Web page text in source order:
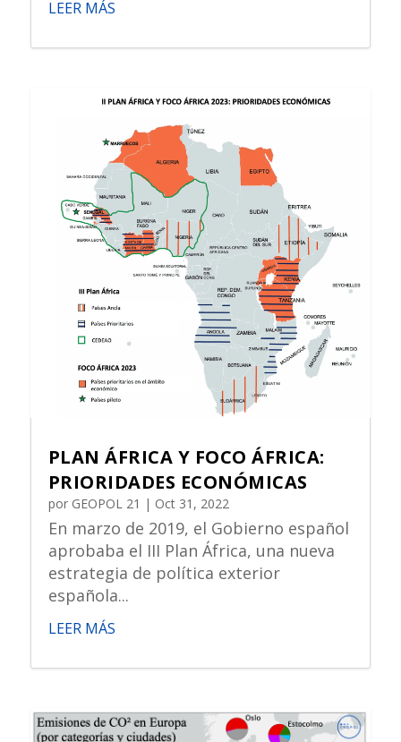
LEER MÁS
PLAN ÁFRICA Y FOCO ÁFRICA:
PRIORIDADES ECONÓMICAS
por GEOPOL 21 | Oct 31, 2022
En marzo de 2019, el Gobierno español
aprobaba el III Plan África, una nueva
estrategia de política exterior
española...
LEER MÁS